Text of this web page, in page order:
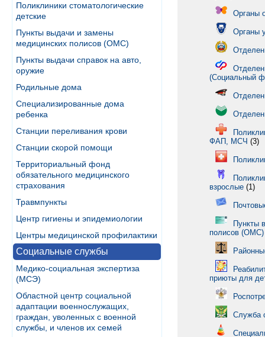
Поликлиники стоматологические
детские
Пункты выдачи и замены
медицинских полисов (ОМС)
Пункты выдачи справок на авто,
оружие
Родильные дома
Специализированные дома
ребенка
Станции переливания крови
Станции скорой помощи
Территориальный фонд
обязательного медицинского
страхования
Травмпункты
Центр гигиены и эпидемиологии
Центры медицинской профилактики
Социальные службы
Медико-социальная экспертиза
(МСЭ)
Областной центр социальной
адаптации военнослужащих,
граждан, уволенных с военной
службы, и членов их семей
Органы
Органы
(Социальный
ФАП, МСЧ (3)
взрослые (1)
Пункты
полисов (ОМС)
приюты для
Служба